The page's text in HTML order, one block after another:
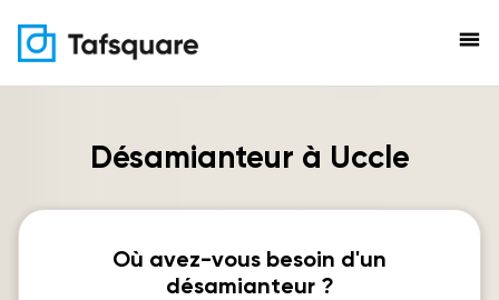
menu
Désamianteur à Uccle
Où avez-vous besoin d'un
désamianteur ?